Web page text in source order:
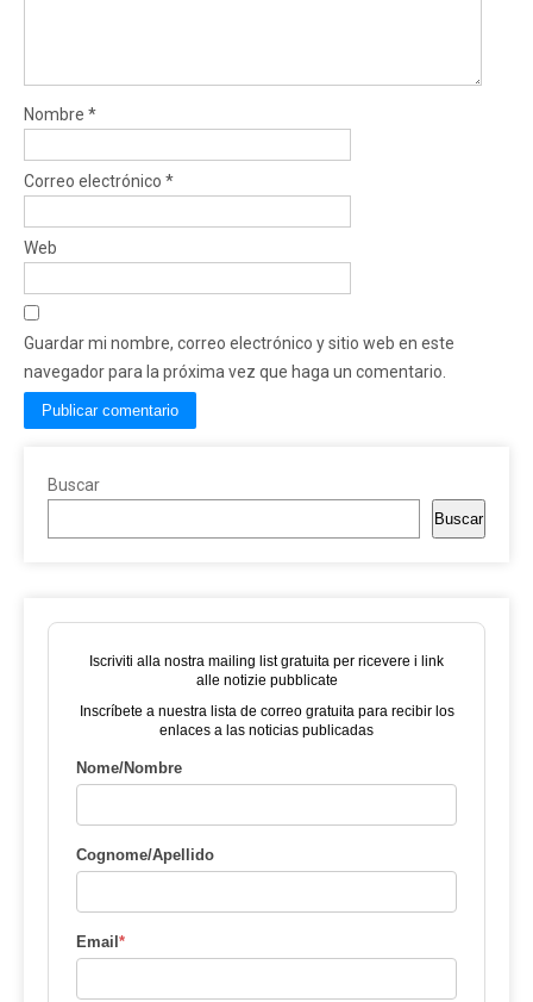
Nombre *
Correo electrónico *
Web
Guardar mi nombre, correo electrónico y sitio web en este
navegador para la próxima vez que haga un comentario.
Buscar
Buscar
Iscriviti alla nostra mailing list gratuita per ricevere i link
alle notizie pubblicate
Inscríbete a nuestra lista de correo gratuita para recibir los
enlaces a las noticias publicadas
Nome/Nombre
Cognome/Apellido
Email*